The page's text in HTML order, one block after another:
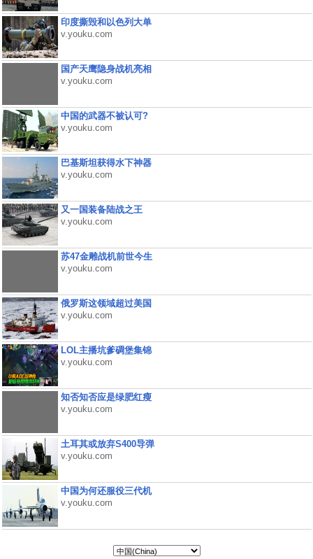
印度撕毁和以色列大单
v.youku.com
国产天鹰隐身战机亮相
v.youku.com
中国的武器不被认可?
v.youku.com
巴基斯坦获得水下神器
v.youku.com
又一国装备陆战之王
v.youku.com
苏47金雕战机前世今生
v.youku.com
俄罗斯这领域超过美国
v.youku.com
LOL主播坑爹碉堡集锦
v.youku.com
知否知否应是绿肥红瘦
v.youku.com
土耳其或放弃S400导弹
v.youku.com
中国为何还服役三代机
v.youku.com